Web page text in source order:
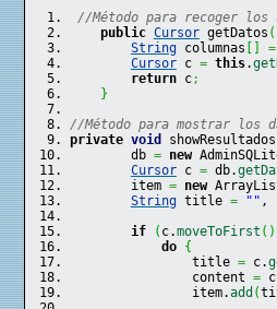
//Método para recoger
public Cursor getDatos (
String columnas
=
Cursor c = this.
return c;
}
//Método para mostrar los
private void showResultados
db = new
Cursor c = db.
item = new
String title = "" ,
if
( c.moveToFirst ( )
do {
title = c.
content =
item.add (